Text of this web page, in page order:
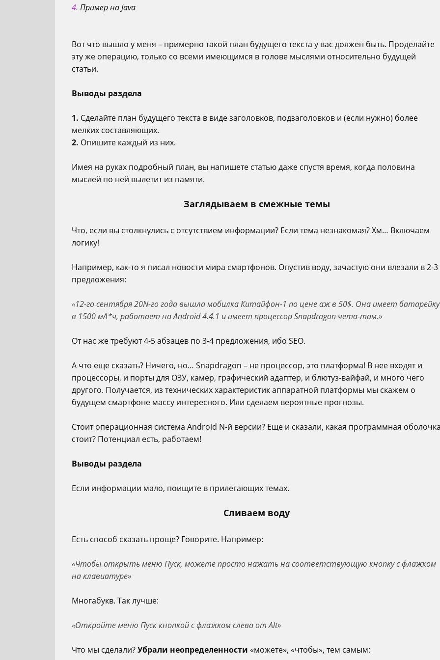
4. Пример на Java
Вот что вышло у меня – примерно такой план будущего текста у вас должен быть. Проделайте
эту же операцию, только со всеми имеющимся в голове мыслями относительно будущей
статьи.
Выводы раздела
1. Сделайте план будущего текста в виде заголовков, подзаголовков и (если нужно) более
мелких составляющих.
2. Опишите каждый из них.
Имея на руках подробный план, вы напишете статью даже спустя время, когда половина
мыслей по ней вылетит из памяти.
Заглядываем в смежные темы
Что, если вы столкнулись с отсутствием информации? Если тема незнакомая? Хм… Включаем
логику!
Например, как-то я писал новости мира смартфонов. Опустив воду, зачастую они влезали в 2-3
предложения:
«12-го сентября 20N-го года вышла мобилка Китайфон-1 по цене аж в 50$. Она имеет батарейку
в 1500 мА*ч, работает на Android 4.4.1 и имеет процессор Snapdragon чета-там.»
От нас же требуют 4-5 абзацев по 3-4 предложения, ибо SEO.
А что еще сказать? Ничего, но… Snapdragon – не процессор, это платформа! В нее входят и
процессоры, и порты для ОЗУ, камер, графический адаптер, и блютуз-вайфай, и много чего
другого. Получается, из технических характеристик аппаратной платформы мы скажем о
будущем смартфоне массу интересного. Или сделаем вероятные прогнозы.
Стоит операционная система Android N-й версии? Еще и сказали, какая программная
стоит? Потенциал есть, работаем!
Выводы раздела
Если информации мало, поищите в прилегающих темах.
Сливаем воду
Есть способ сказать проще? Говорите. Например:
«Чтобы открыть меню Пуск, можете просто нажать на соответствующую кнопку с флажком
на клавиатуре»
Многабукв. Так лучше:
«Откройте меню Пуск кнопкой с флажком слева от Alt»
Что мы сделали?Убрали неопределенности «можете», «чтобы», тем самым: